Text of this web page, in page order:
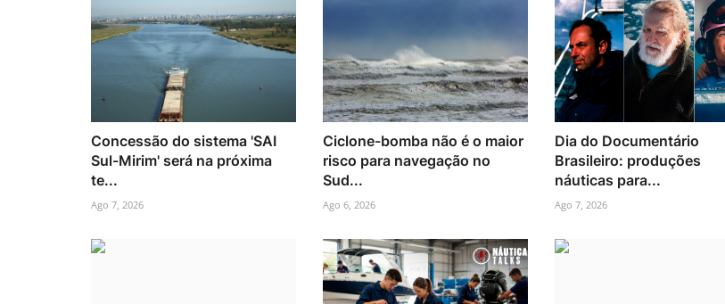
Concessão do sistema 'SAI
Sul-Mirim' será na próxima
te...
Ago 7, 2026
Ciclone-bomba não é o maior
risco para navegação no
Sud...
Ago 6, 2026
Dia do Documentário
Brasileiro: produções
náuticas para...
Ago 7, 2026